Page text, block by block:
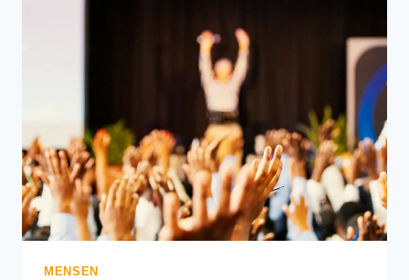
CONGRESSEN
IN
EUROPA
IN
2025
MENSEN